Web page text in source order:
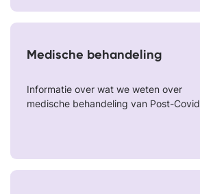
Medische behandeling
Informatie over wat we weten over
medische behandeling van Post-Covid